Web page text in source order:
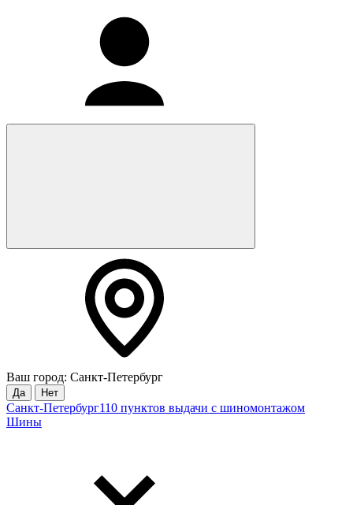
Ваш город: Санкт-Петербург
Да Нет
Санкт-Петербург110 пунктов выдачи с шиномонтажом
Шины